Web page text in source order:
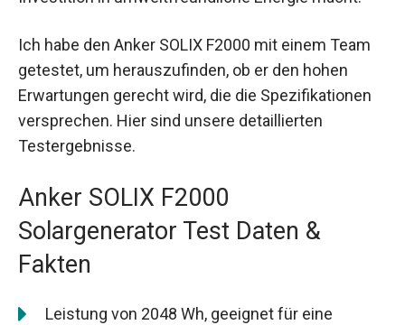
Ich habe den Anker SOLIX F2000 mit einem Team
getestet, um herauszufinden, ob er den hohen
Erwartungen gerecht wird, die die Spezifikationen
versprechen. Hier sind unsere detaillierten
Testergebnisse.
Anker SOLIX F2000
Solargenerator Test Daten &
Fakten
Leistung von 2048 Wh, geeignet für eine